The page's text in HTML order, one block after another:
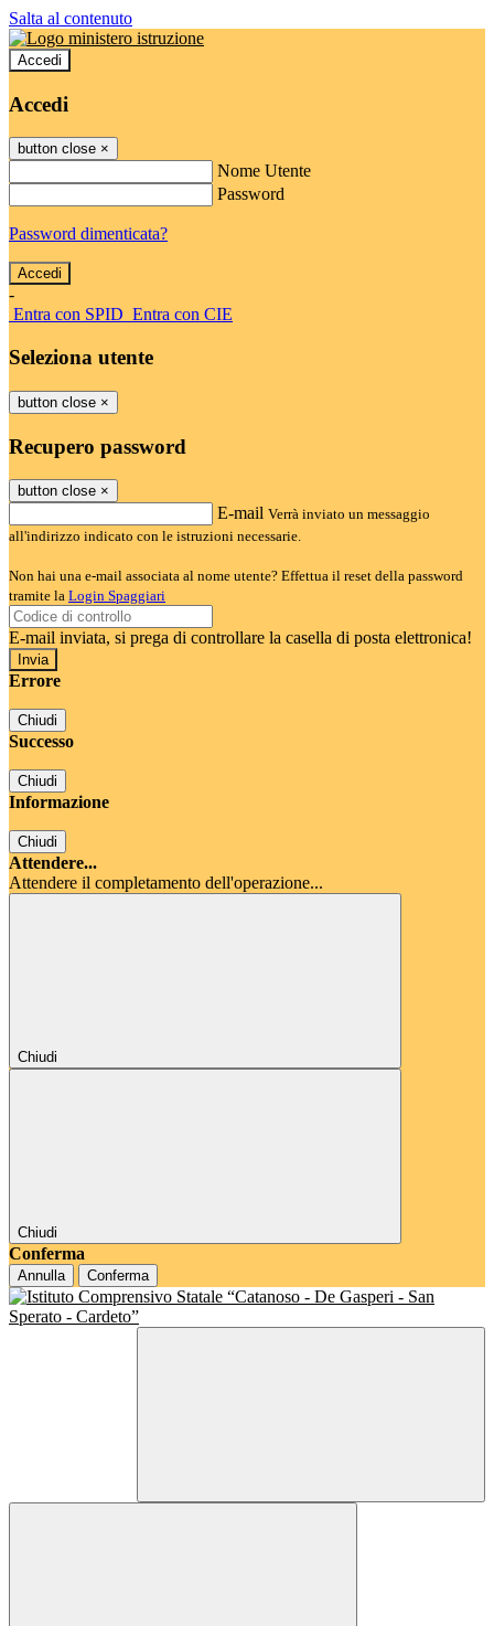
Salta al contenuto
Accedi
Accedi
button close ×
Nome Utente
Password
Password dimenticata?
-
Entra con SPID Entra con CIE
Seleziona utente
button close ×
Recupero password
button close ×
E-mail Verrà inviato un messaggio
all'indirizzo indicato con le istruzioni necessarie.
Non hai una e-mail associata al nome utente? Effettua il reset della password
tramite la Login Spaggiari
E-mail inviata, si prega di controllare la casella di posta elettronica!
Errore
Chiudi
Successo
Chiudi
Informazione
Chiudi
Attendere...
Attendere il completamento dell'operazione...
Chiudi
Chiudi
Conferma
Annulla Conferma